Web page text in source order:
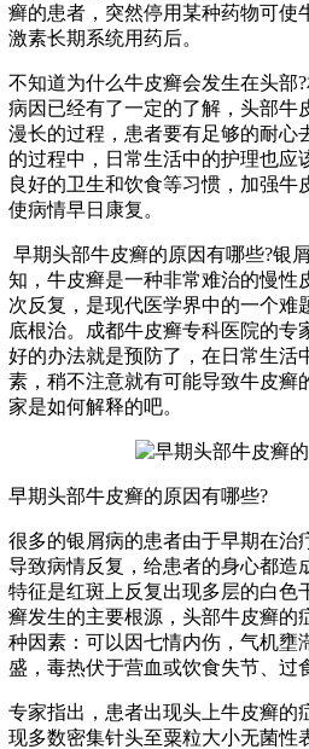
癣的患者，突然停用某种药物可使
激素长期系统用药后。
不知道为什么牛皮癣会发生在头部
病因已经有了一定的了解，头部牛
漫长的过程，患者要有足够的耐心
的过程中，日常生活中的护理也应
良好的卫生和饮食等习惯，加强牛
使病情早日康复。
早期头部牛皮癣的原因有哪些?银
知，牛皮癣是一种非常难治的慢性
次反复，是现代医学界中的一个难
底根治。成都牛皮癣专科医院的专
好的办法就是预防了，在日常生活
素，稍不注意就有可能导致牛皮癣
家是如何解释的吧。
早期头部牛皮癣的原因有哪些?
很多的银屑病的患者由于早期在治
导致病情反复，给患者的身心都造
特征是红斑上反复出现多层的白色
癣发生的主要根源，头部牛皮癣的
种因素：可以因七情内伤，气机壅
盛，毒热伏于营血或饮食失节、过
专家指出，患者出现头上牛皮癣的
现多数密集针头至粟粒大小无菌性